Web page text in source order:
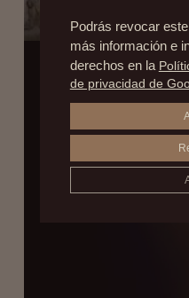
26 de
Podrás revocar
más información e
derechos en la
de privacidad de